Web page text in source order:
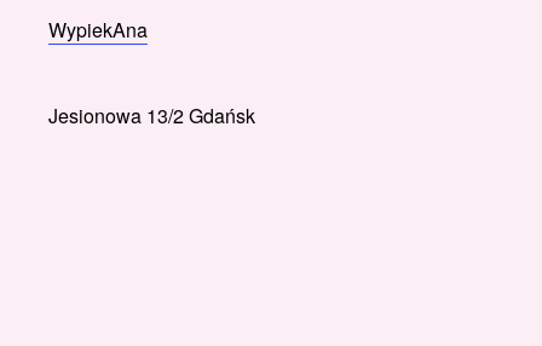
WypiekAna
Jesionowa 13/2 Gdańsk